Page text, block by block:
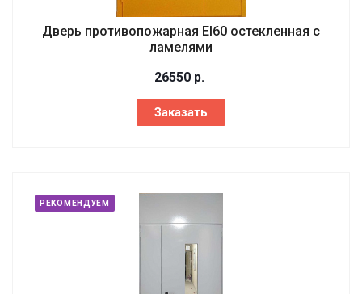
Дверь противопожарная EI60 остекленная с
ламелями
26550 р.
Заказать
РЕКОМЕНДУЕМ